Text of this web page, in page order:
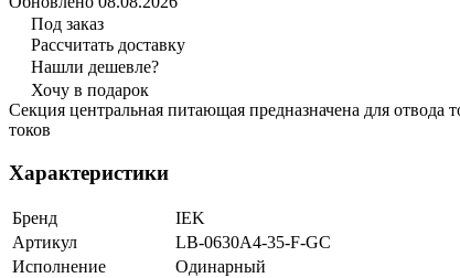
Под заказ
Рассчитать доставку
Нашли дешевле?
Хочу в подарок
Секция центральная питающая предназначена для
токов
Характеристики
Бренд
IEK
Артикул
LB-0630A4-35-F-GC
Исполнение
Одинарный